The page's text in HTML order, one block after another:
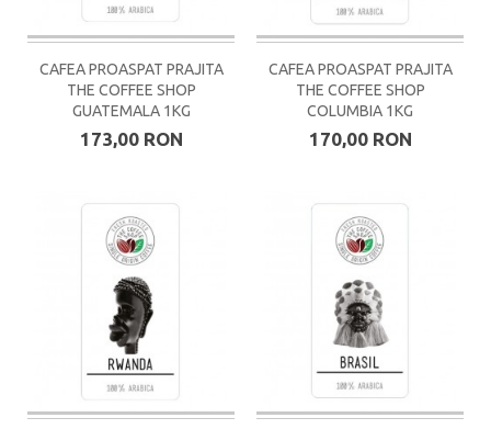
CAFEA PROASPAT PRAJITA
THE COFFEE SHOP
GUATEMALA 1KG
173,00 RON
CAFEA PROASPAT PRAJITA
THE COFFEE SHOP
COLUMBIA 1KG
170,00 RON